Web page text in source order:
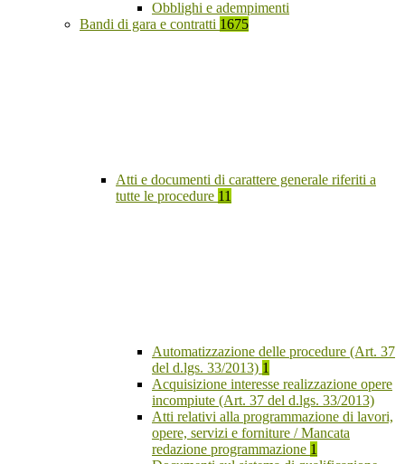
Obblighi e adempimenti
Bandi di gara e contratti 1675
Atti e documenti di carattere generale riferiti a
tutte le procedure 11
Automatizzazione delle procedure (Art. 37
del d.lgs. 33/2013) 1
Acquisizione interesse realizzazione opere
incompiute (Art. 37 del d.lgs. 33/2013)
Atti relativi alla programmazione di lavori,
opere, servizi e forniture / Mancata
redazione programmazione 1